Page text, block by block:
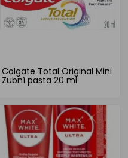
Colgate Total Original Mini
Zubní pasta 20 ml